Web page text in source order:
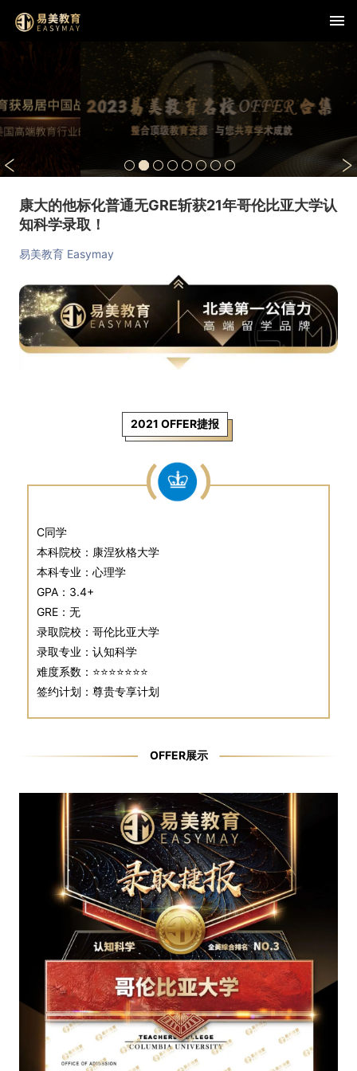
康大的他标化普通无GRE斩获21年哥伦比亚大学认
知科学录取！
易美教育 Easymay
2021 OFFER捷报
C同学
本科院校：康涅狄格大学
本科专业：心理学
GPA：3.4+
GRE：无
录取院校：哥伦比亚大学
录取专业：认知科学
难度系数：⭐⭐⭐⭐⭐⭐⭐
签约计划：尊贵专享计划
OFFER展示